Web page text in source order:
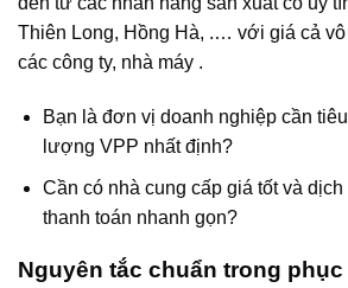
Thiên Long, Hồng Hà, .… với giá cả
các công ty, nhà máy .
Bạn là đơn vị doanh nghiệp cần
lượng VPP nhất định?
Cần có nhà cung cấp giá tốt và dịch
thanh toán nhanh gọn?
Nguyên tắc chuẩn trong